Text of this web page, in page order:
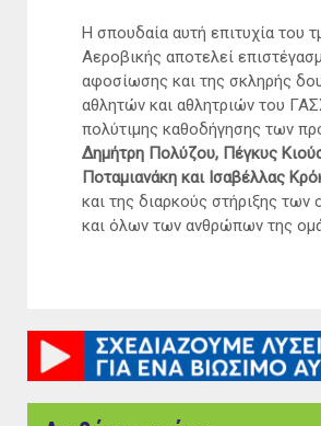
Η σπουδαία αυτή επιτυχία του
Αεροβικής αποτελεί
αφοσίωσης και της σκληρής
αθλητών και αθλητριών του
πολύτιμης καθοδήγησης των
Δημήτρη Πολύζου, Πέγκυς
Ποταμιανάκη και Ισαβέλλας
και της διαρκούς στήριξης των
και όλων των ανθρώπων της